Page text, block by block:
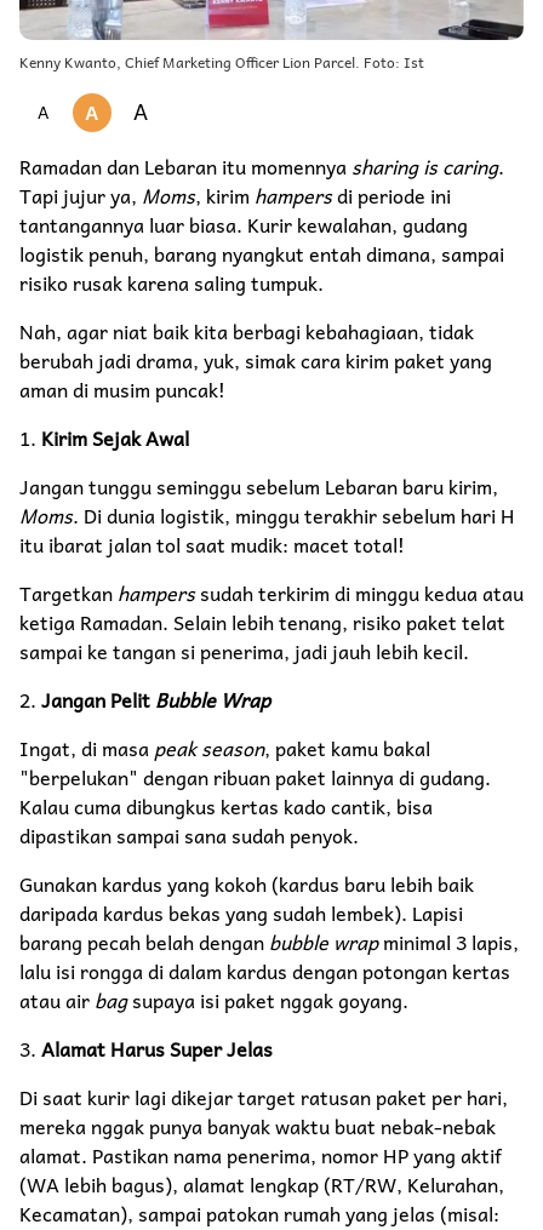
Kenny Kwanto, Chief Marketing Officer Lion Parcel. Foto: Ist
A A A
Ramadan dan Lebaran itu momennyasharing is caring.
Tapi jujur ya, Moms, kirim hampersdi periode ini
tantangannya luar biasa. Kurir kewalahan, gudang
logistik penuh, barang nyangkut entah dimana, sampai
risiko rusak karena saling tumpuk.
Nah, agar niat baik kita berbagi kebahagiaan, tidak
berubah jadi drama, yuk, simak cara kirim paket yang
aman di musim puncak!
1. Kirim Sejak Awal
Jangan tunggu seminggu sebelum Lebaran baru kirim,
Moms. Di dunia logistik, minggu terakhir sebelum hari H
itu ibarat jalan tol saat mudik: macet total!
Targetkanhamperssudah terkirim di minggu kedua atau
ketiga Ramadan. Selain lebih tenang, risiko paket telat
sampai ke tangan si penerima, jadi jauh lebih kecil.
2.Jangan PelitBubble Wrap
Ingat, di masapeak season, paket kamu bakal
"berpelukan" dengan ribuan paket lainnya di gudang.
Kalau cuma dibungkus kertas kado cantik, bisa
dipastikan sampai sana sudah penyok.
Gunakan kardus yang kokoh (kardus baru lebih baik
daripada kardus bekas yang sudah lembek). Lapisi
barang pecah belah denganbubble wrapminimal 3 lapis,
lalu isi rongga di dalam kardus dengan potongan kertas
atau airbagsupaya isi paket nggak goyang.
3.Alamat Harus Super Jelas
Di saat kurir lagi dikejar target ratusan paket per hari,
mereka nggak punya banyak waktu buat nebak-nebak
alamat. Pastikan nama penerima, nomor HP yang aktif
(WA lebih bagus), alamat lengkap (RT/RW, Kelurahan,
Kecamatan), sampai patokan rumah yang jelas (misal: